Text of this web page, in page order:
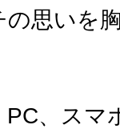
の思いを
PC、スマ